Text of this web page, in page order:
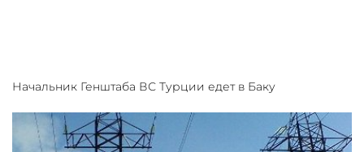
Начальник Генштаба ВС Турции едет в Баку